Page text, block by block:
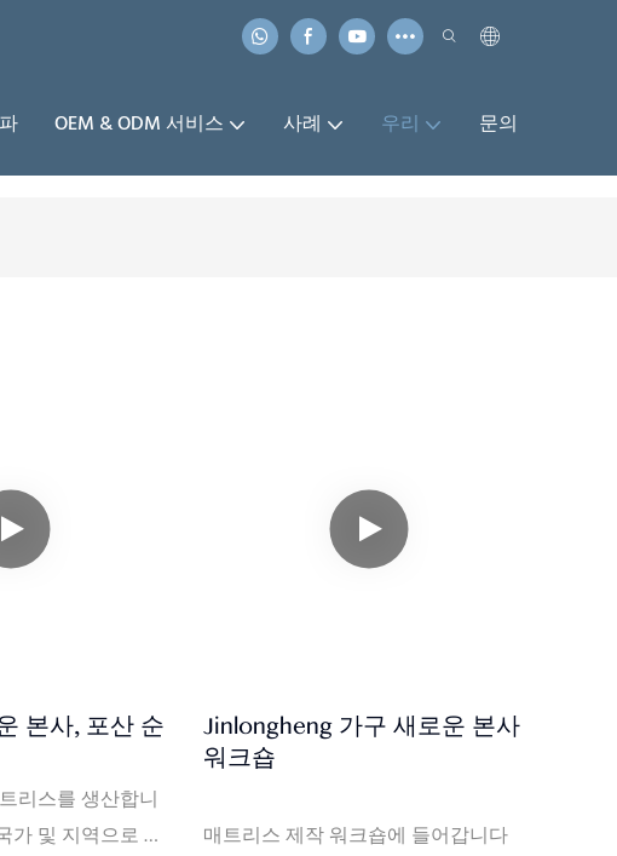
OEM & ODM 서비스 사례 우리 문의
본사, 포산 순
리스를 생산합니
가 및 지역으로 수
Jinlongheng 가구 새로운 본사
워크숍
매트리스 제작 워크숍에 들어갑니다